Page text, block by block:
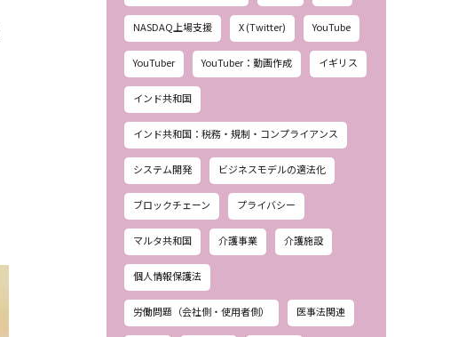
NASDAQ上場支援 X (Twitter) YouTube
YouTuber YouTuber：動画作成 イギリス
インド共和国
インド共和国：税務・規制・コンプライアンス
システム開発 ビジネスモデルの適法化
ブロックチェーン プライバシー
マルタ共和国 介護事業 介護施設
個人情報保護法
労働問題（会社側・使用者側） 医事法関連